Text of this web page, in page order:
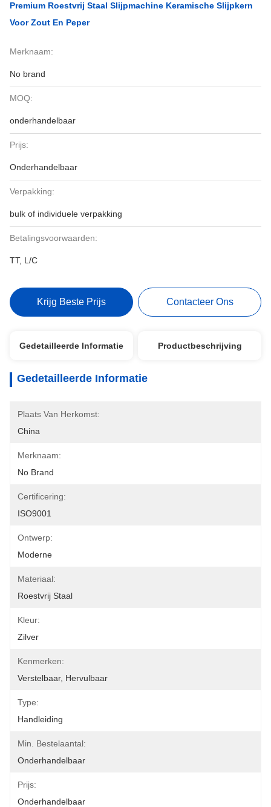
Premium Roestvrij Staal Slijpmachine Keramische Slijpkern
Voor Zout En Peper
Merknaam:
No brand
MOQ:
onderhandelbaar
Prijs:
Onderhandelbaar
Verpakking:
bulk of individuele verpakking
Betalingsvoorwaarden:
TT, L/C
Krijg Beste Prijs Contacteer Ons
Gedetailleerde Informatie Productbeschrijving
Gedetailleerde Informatie
Plaats Van Herkomst:
China
Merknaam:
No Brand
Certificering:
ISO9001
Ontwerp:
Moderne
Materiaal:
Roestvrij Staal
Kleur:
Zilver
Kenmerken:
Verstelbaar, Hervulbaar
Type:
Handleiding
Min. Bestelaantal:
Onderhandelbaar
Prijs:
Onderhandelbaar